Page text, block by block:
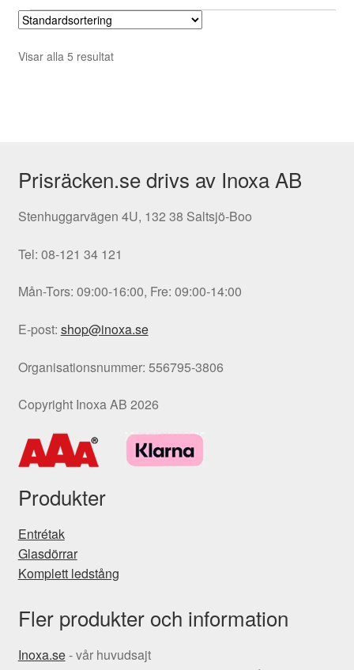
produktsidan
Visar alla 5 resultat
Prisräcken.se drivs av Inoxa AB
Stenhuggarvägen 4U, 132 38 Saltsjö-Boo
Tel: 08-121 34 121
Mån-Tors: 09:00-16:00, Fre: 09:00-14:00
E-post: shop@inoxa.se
Organisationsnummer: 556795-3806
Copyright Inoxa AB 2026
Produkter
Entrétak
Glasdörrar
Komplett ledstång
Fler produkter och information
Inoxa.se- vår huvudsajt